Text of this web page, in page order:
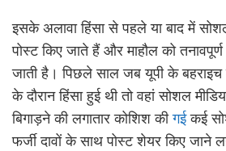
इसके अलावा हिंसा से पहले या बाद में
पोस्ट किए जाते हैं और माहौल को
जाती है। पिछले साल जब यूपी के बहराइच में
के दौरान हिंसा हुई थी तो वहां सोशल
बिगाड़ने की लगातार कोशिश कीगईकई
फर्जी दावों के साथ पोस्ट शेयर किए जाने